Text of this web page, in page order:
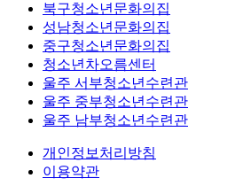
북구청소년문화의집
성남청소년문화의집
중구청소년문화의집
청소년차오름센터
울주 서부청소년수련관
울주 중부청소년수련관
울주 남부청소년수련관
개인정보처리방침
이용약관